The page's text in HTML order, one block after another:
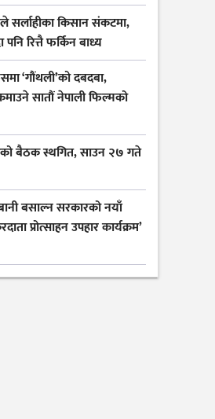
सर्लाहीका किसान संकटमा,
रित्तै फर्किन बाध्य
‘गौंथली’को दबदबा,
सातौं नेपाली फिल्मको
बैठक स्थगित, साउन २७ गते
बसाल्न सरकारको नयाँ
प्रोत्साहन उपहार कार्यक्रम’